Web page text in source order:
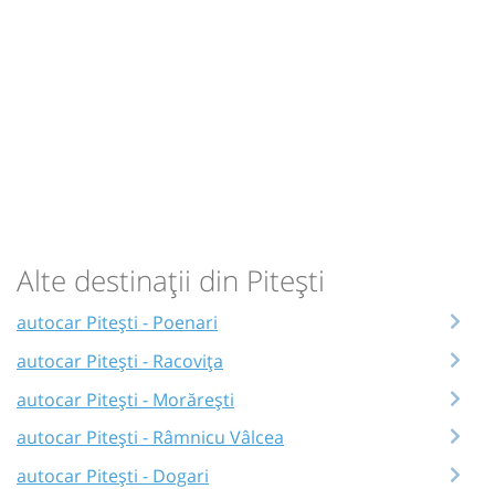
Alte destinații din Pitești
autocar Pitești - Poenari
autocar Pitești - Racovița
autocar Pitești - Morărești
autocar Pitești - Râmnicu Vâlcea
autocar Pitești - Dogari